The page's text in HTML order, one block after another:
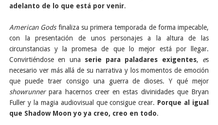
adelanto de lo que está por venir.
American Godsfinaliza su primera temporada de forma impecable,
con la presentación de unos personajes a la altura de las
circunstancias y la promesa de que lo mejor está por llegar.
Convirtiéndose en una serie para paladares exigentes, es
necesario ver más allá de su narrativa y los momentos de emoción
que puede traer consigo una guerra de dioses. Y qué mejor
showrunnerpara hacernos creer en estas divinidades que Bryan
Fuller y la magia audiovisual que consigue crear. Porque al igual
que Shadow Moon yo ya creo, creo en todo.